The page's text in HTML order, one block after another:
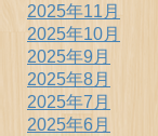
2025年11月
2025年10月
2025年9月
2025年8月
2025年7月
2025年6月